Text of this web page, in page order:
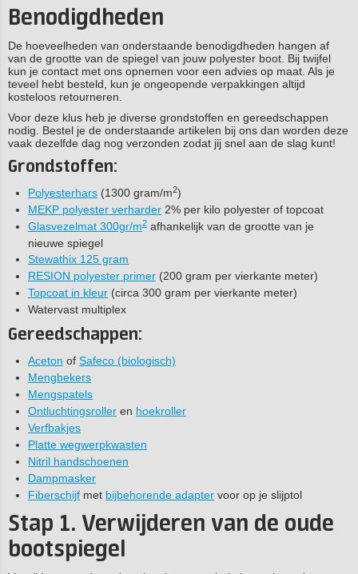
Benodigdheden
De hoeveelheden van onderstaande benodigdheden hangen af
van de grootte van de spiegel van jouw polyester boot. Bij twijfel
kun je contact met ons opnemen voor een advies op maat. Als je
teveel hebt besteld, kun je ongeopende verpakkingen altijd
kosteloos retourneren.
Voor deze klus heb je diverse grondstoffen en gereedschappen
nodig. Bestel je de onderstaande artikelen bij ons dan worden deze
vaak dezelfde dag nog verzonden zodat jij snel aan de slag kunt!
Grondstoffen:
Polyesterhars (1300 gram/m2)
MEKP polyester verharder 2% per kilo polyester of topcoat
Glasvezelmat 300gr/m2 afhankelijk van de grootte van je
nieuwe spiegel
Stewathix 125 gram
RESION polyester primer (200 gram per vierkante meter)
Topcoat in kleur (circa 300 gram per vierkante meter)
Watervast multiplex
Gereedschappen:
Aceton of Safeco (biologisch)
Mengbekers
Mengspatels
Ontluchtingsroller en hoekroller
Verfbakjes
Platte wegwerpkwasten
Nitril handschoenen
Dampmasker
Fiberschijf met bijbehorende adapter voor op je slijptol
Stap 1. Verwijderen van de oude
bootspiegel